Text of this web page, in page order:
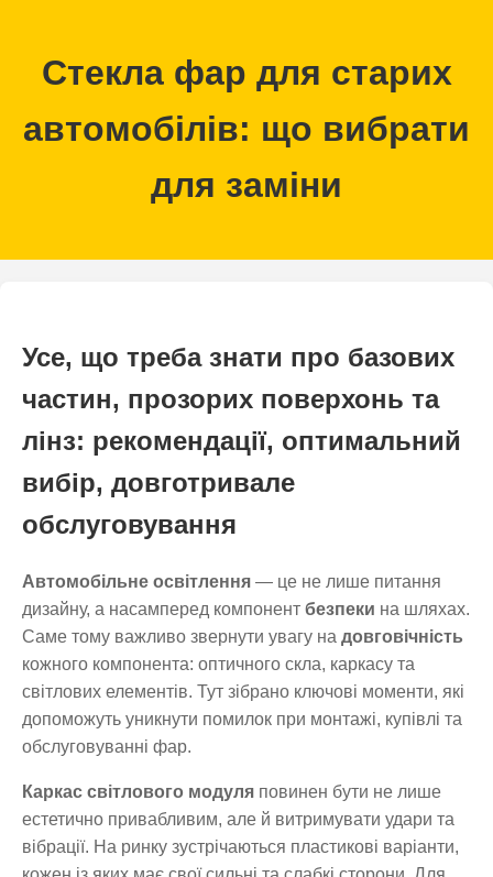
Стекла фар для старих
автомобілів: що вибрати
для заміни
Усе, що треба знати про базових
частин, прозорих поверхонь та
лінз: рекомендації, оптимальний
вибір, довготривале
обслуговування
Автомобільне освітлення — це не лише питання
дизайну, а насамперед компонент безпеки на шляхах.
Саме тому важливо звернути увагу на довговічність
кожного компонента: оптичного скла, каркасу та
світлових елементів. Тут зібрано ключові моменти, які
допоможуть уникнути помилок при монтажі, купівлі та
обслуговуванні фар.
Каркас світлового модуля повинен бути не лише
естетично привабливим, але й витримувати удари та
вібрації. На ринку зустрічаються пластикові варіанти,